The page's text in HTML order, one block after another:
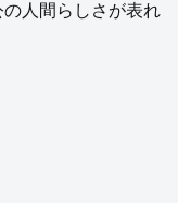
人間らしさが表れ